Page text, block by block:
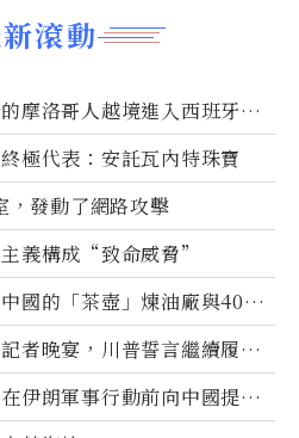
滾動
摩洛哥人越境進入西班牙休
極代表：安託瓦內特珠寶
，發動了網路攻擊
義構成“致命威脅”
國的「茶壺」煉油廠與40家
者晚宴，川普誓言繼續履行
伊朗軍事行動前向中國提供
影像